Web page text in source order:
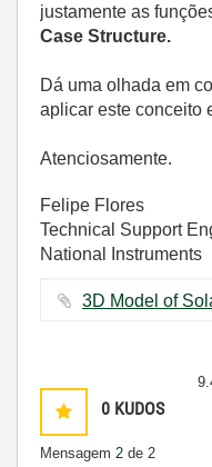
justamente as
Case Structure.
Dá uma olhada em
aplicar este conceito
Atenciosamente.
Felipe Flores
Technical Support
National Instruments
0 KUDOS
Mensagem 2 de 2